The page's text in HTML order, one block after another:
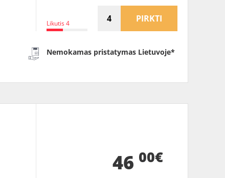
Likutis 4 PIRKTI
Nemokamas pristatymas Lietuvoje*
46 00€